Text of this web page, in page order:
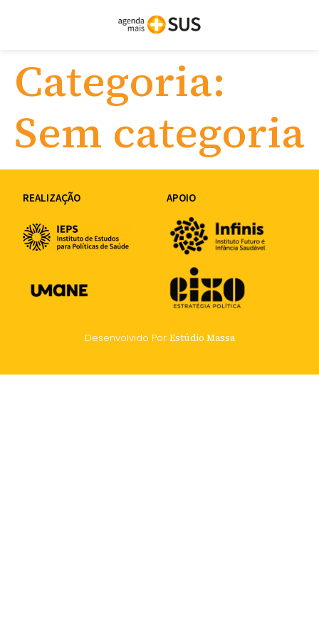
Categoria:
Sem categoria
REALIZAÇÃO APOIO
Desenvolvido Por Estúdio Massa